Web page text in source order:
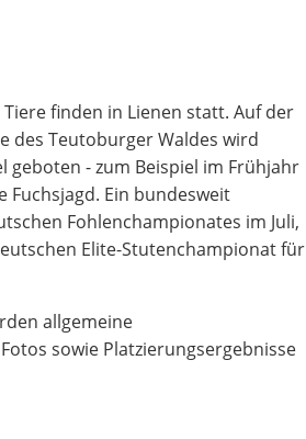
finden in Lienen statt. Auf der
des Teutoburger Waldes wird
geboten - zum Beispiel im Frühjahr
Fuchsjagd. Ein bundesweit
Fohlenchampionates im Juli,
Elite-Stutenchampionat für
allgemeine
sowie Platzierungsergebnisse